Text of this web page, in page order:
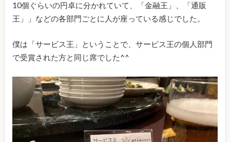
10個ぐらいの円卓に分かれていて、「金融王」、「通販
王」」などの各部門ごとに人が座っている感じでした。
僕は「サービス王」ということで、サービス王の個人部門
で受賞された方と同じ席でした^^